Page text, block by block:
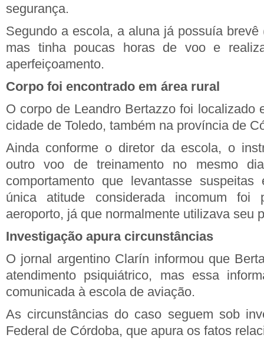
segurança.
Segundo a escola, a aluna já possuía brevê
mas tinha poucas horas de voo e
aperfeiçoamento.
Corpo foi encontrado em área rural
O corpo de Leandro Bertazzo foi localizado
cidade de Toledo, também na província de
Ainda conforme o diretor da escola, o
outro voo de treinamento no mesmo
comportamento que levantasse
única atitude considerada incomum
aeroporto, já que normalmente utilizava seu
Investigação apura circunstâncias
O jornal argentino Clarín informou que
atendimento psiquiátrico, mas essa
comunicada à escola de aviação.
As circunstâncias do caso seguem sob
Federal de Córdoba, que apura os fatos